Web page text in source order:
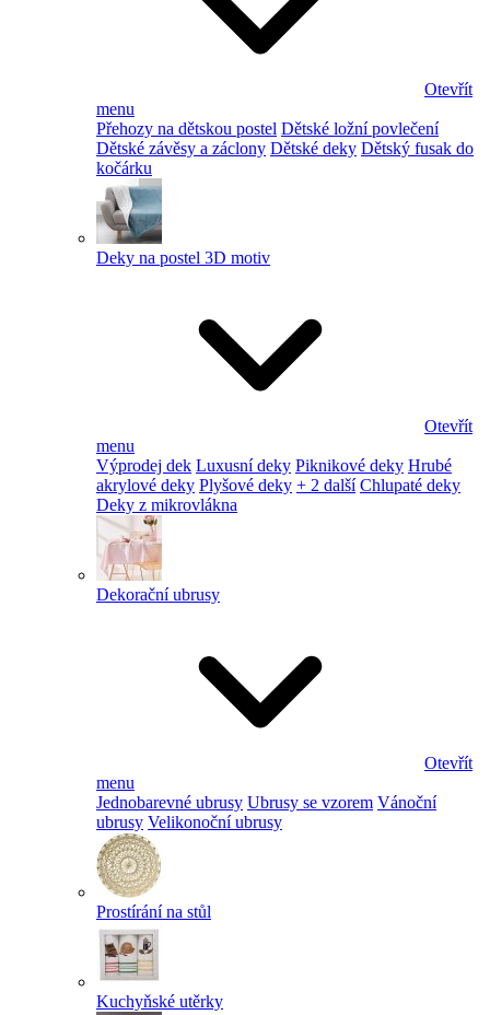
Otevřít
menu
Přehozy na dětskou postel Dětské ložní povlečení
Dětské závěsy a záclony Dětské deky Dětský fusak do
kočárku
Deky na postel 3D motiv
Otevřít
menu
Výprodej dek Luxusní deky Piknikové deky Hrubé
akrylové deky Plyšové deky + 2 další Chlupaté deky
Deky z mikrovlákna
Dekorační ubrusy
Otevřít
menu
Jednobarevné ubrusy Ubrusy se vzorem Vánoční
ubrusy Velikonoční ubrusy
Prostírání na stůl
Kuchyňské utěrky